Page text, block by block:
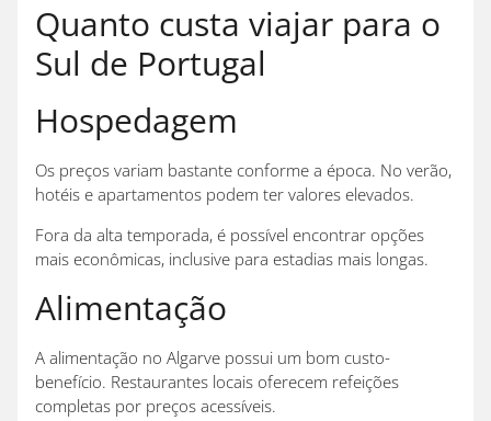
Quanto custa viajar para o
Sul de Portugal
Hospedagem
Os preços variam bastante conforme a época. No verão,
hotéis e apartamentos podem ter valores elevados.
Fora da alta temporada, é possível encontrar opções
mais econômicas, inclusive para estadias mais longas.
Alimentação
A alimentação no Algarve possui um bom custo-
benefício. Restaurantes locais oferecem refeições
completas por preços acessíveis.